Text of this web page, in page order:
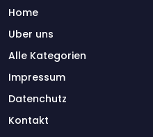
Home
Uber uns
Alle Kategorien
Impressum
Datenchutz
Kontakt